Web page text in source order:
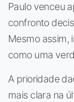
Paulo venceu
confronto
Mesmo assim,
como uma
A prioridade
mais clara na